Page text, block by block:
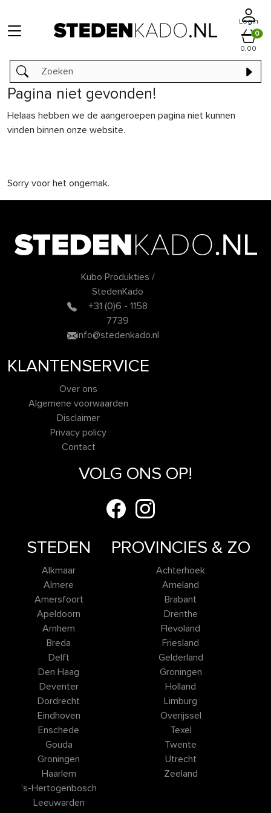
Login
0
0,00
Pagina niet gevonden!
Helaas hebben we de aangeroepen pagina niet kunnen
vinden binnen onze website.
Sorry voor het ongemak.
Kubo Produkties /
StedenKado
+31 (0)6 - 1158
7739
info@stedenkado.nl
KLANTENSERVICE
Over ons
Algemene voorwaarden
Disclaimer
Privacy policy
Contact
STEDEN
Alkmaar
Almere
Amersfoort
Apeldoorn
Arnhem
Breda
Delft
Den Haag
Deventer
Dordrecht
Eindhoven
Enschede
Gouda
Groningen
Haarlem
's-Hertogenbosch
Leeuwarden
PROVINCIES & ZO
Achterhoek
Ameland
Brabant
Drenthe
Flevoland
Friesland
Gelderland
Groningen
Holland
Limburg
Overijssel
Texel
Twente
Utrecht
Zeeland
VOLG ONS OP!